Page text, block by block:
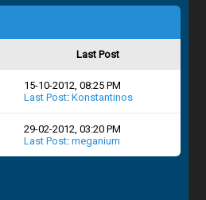
Last Post
15-10-2012, 08:25 PM
Last Post: Konstantinos
29-02-2012, 03:20 PM
Last Post: meganium